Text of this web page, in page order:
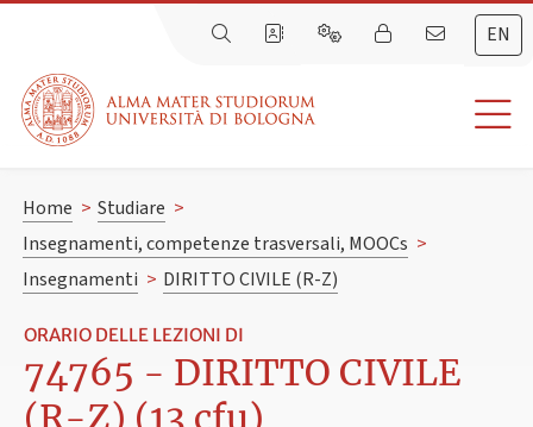
EN
Home > Studiare >
Insegnamenti, competenze trasversali, MOOCs >
Insegnamenti > DIRITTO CIVILE (R-Z)
ORARIO DELLE LEZIONI DI
74765 - DIRITTO CIVILE
(R-Z) (13 cfu)